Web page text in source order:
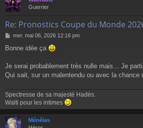
Guerrier
Re: Pronostics Coupe du Monde
M
s
a
mer. mai 06, 2026 12:16 pm
Bonne idée ça
Je serai probablement très nulle mais... Je
Qui sait, sur un malentendu ou avec la chance
Spectresse de sa majesté Hadès.
Walti pour les intimes
Ménélas